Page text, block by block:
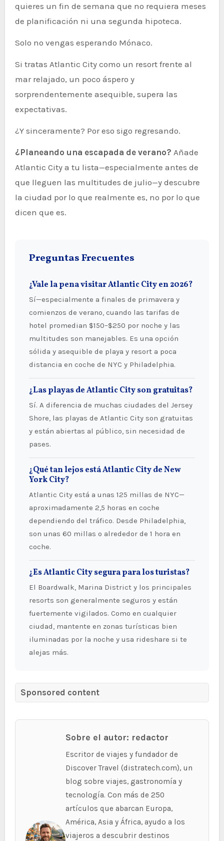
quieres un fin de semana que no requiera meses
de planificación ni una segunda hipoteca.
Solo no vengas esperando Mónaco.
Si tratas Atlantic City como un resort frente al
mar relajado, un poco áspero y
sorprendentemente asequible, supera las
expectativas.
¿Y sinceramente? Por eso sigo regresando.
¿Planeando una escapada de verano? Añade
Atlantic City a tu lista—especialmente antes de
que lleguen las multitudes de julio—y descubre
la ciudad por lo que realmente es, no por lo que
dicen que es.
Preguntas Frecuentes
¿Vale la pena visitar Atlantic City en 2026?
Sí—especialmente a finales de primavera y
comienzos de verano, cuando las tarifas de
hotel promedian $150–$250 por noche y las
multitudes son manejables. Es una opción
sólida y asequible de playa y resort a poca
distancia en coche de NYC y Philadelphia.
¿Las playas de Atlantic City son gratuitas?
Sí. A diferencia de muchas ciudades del Jersey
Shore, las playas de Atlantic City son gratuitas
y están abiertas al público, sin necesidad de
pases.
¿Qué tan lejos está Atlantic City de New
York City?
Atlantic City está a unas 125 millas de NYC—
aproximadamente 2,5 horas en coche
dependiendo del tráfico. Desde Philadelphia,
son unas 60 millas o alrededor de 1 hora en
coche.
¿Es Atlantic City segura para los turistas?
El Boardwalk, Marina District y los principales
resorts son generalmente seguros y están
fuertemente vigilados. Como en cualquier
ciudad, mantente en zonas turísticas bien
iluminadas por la noche y usa rideshare si te
alejas más.
Sponsored content
Sobre el autor: redactor
Escritor de viajes y fundador de
Discover Travel (distratech.com), un
blog sobre viajes, gastronomía y
tecnología. Con más de 250
artículos que abarcan Europa,
América, Asia y África, ayudo a los
viajeros a descubrir destinos